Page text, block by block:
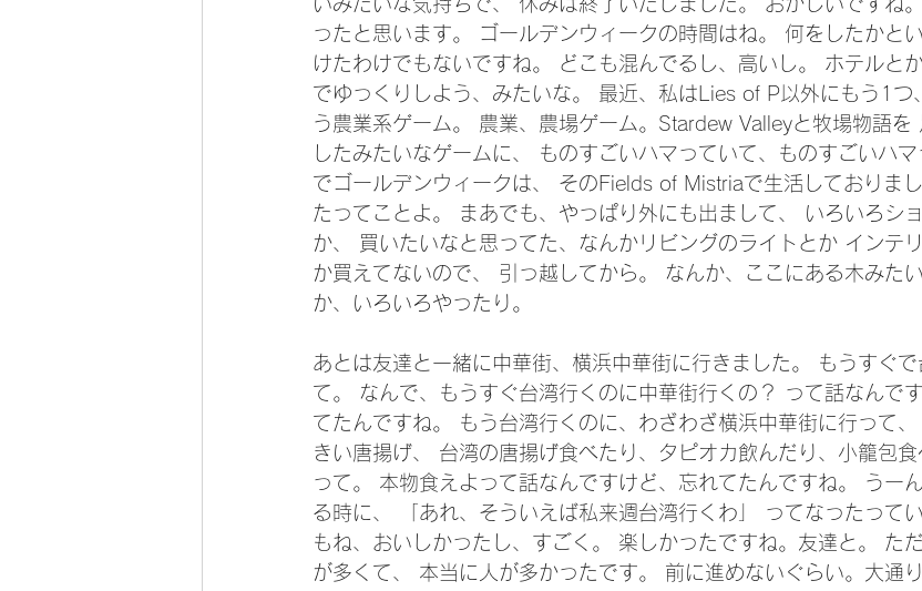
ったと思います。 ゴールデンウィークの時間はね。 何をしたかと
けたわけでもないですね。 どこも混んでるし、高いし。 ホテルと
でゆっくりしよう、みたいな。 最近、私はLies of P以外にもう1
う農業系ゲーム。 農業、農場ゲーム。Stardew Valleyと牧場物語を
したみたいなゲームに、 ものすごいハマっていて、ものすごいハ
でゴールデンウィークは、 そのFields of Mistriaで生活しておりま
たってことよ。 まあでも、やっぱり外にも出まして、 いろいろシ
か、 買いたいなと思ってた、なんかリビングのライトとか インテ
か買えてないので、 引っ越してから。 なんか、ここにある木みた
か、いろいろやったり。
あとは友達と一緒に中華街、横浜中華街に行きました。 もうすぐ
て。 なんで、もうすぐ台湾行くのに中華街行くの？ って話なんで
てたんですね。 もう台湾行くのに、わざわざ横浜中華街に行って
きい唐揚げ、 台湾の唐揚げ食べたり、タピオカ飲んだり、小籠包
って。 本物食えよって話なんですけど、忘れてたんですね。 うー
る時に、 「あれ、そういえば私来週台湾行くわ」 ってなったって
もね、おいしかったし、すごく。 楽しかったですね。友達と。 た
が多くて、 本当に人が多かったです。 前に進めないぐらい。大通